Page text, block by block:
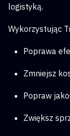
logistyką.
Wykorzystując
Poprawa
Zmniejsz
Popraw
Zwiększ